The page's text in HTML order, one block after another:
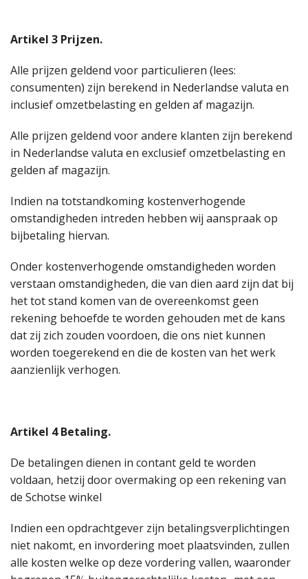
Artikel 3 Prijzen.
Alle prijzen geldend voor particulieren (lees:
consumenten) zijn berekend in Nederlandse valuta en
inclusief omzetbelasting en gelden af magazijn.
Alle prijzen geldend voor andere klanten zijn berekend
in Nederlandse valuta en exclusief omzetbelasting en
gelden af magazijn.
Indien na totstandkoming kostenverhogende
omstandigheden intreden hebben wij aanspraak op
bijbetaling hiervan.
Onder kostenverhogende omstandigheden worden
verstaan omstandigheden, die van dien aard zijn dat bij
het tot stand komen van de overeenkomst geen
rekening behoefde te worden gehouden met de kans
dat zij zich zouden voordoen, die ons niet kunnen
worden toegerekend en die de kosten van het werk
aanzienlijk verhogen.
Artikel 4 Betaling.
De betalingen dienen in contant geld te worden
voldaan, hetzij door overmaking op een rekening van
de Schotse winkel
Indien een opdrachtgever zijn betalingsverplichtingen
niet nakomt, en invordering moet plaatsvinden, zullen
alle kosten welke op deze vordering vallen, waaronder